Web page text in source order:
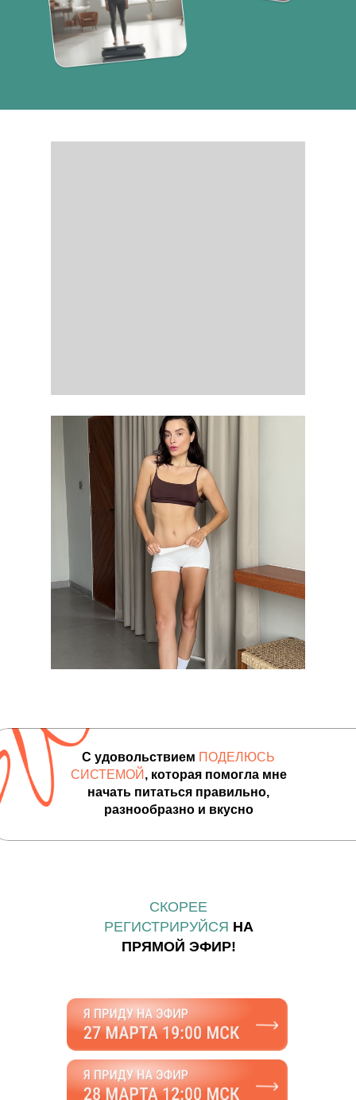
С удовольствием ПОДЕЛЮСЬ
СИСТЕМОЙ , которая помогла мне
начать питаться правильно,
разнообразно и вкусно
СКОРЕЕ
РЕГИСТРИРУЙСЯ НА
ПРЯМОЙ ЭФИР!